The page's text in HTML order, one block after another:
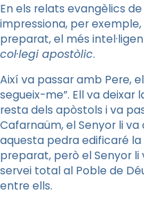
En els relats evangèlics
impressiona, per
preparat, el més
col·legi apostòlic.
Així va passar amb Pere,
segueix-me”. Ell va
resta dels apòstols i va
Cafarnaüm, el Senyor li va
aquesta pedra edificaré la
preparat, però el Senyor
servei total al Poble de
entre ells.